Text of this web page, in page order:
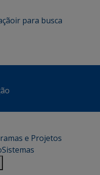
ir para busca
e Projetos
Sistemas